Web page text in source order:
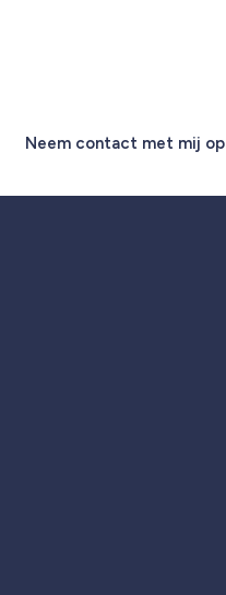
Neem contact met mij op